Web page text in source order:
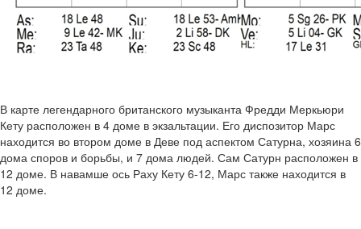
В карте легендарного британского музыканта Фредди Меркьюри
Кету расположен в 4 доме в экзальтации. Его диспозитор Марс
находится во втором доме в Деве под аспектом Сатурна, хозяина 6
дома споров и борьбы, и 7 дома людей. Сам Сатурн расположен в
12 доме. В навамше ось Раху Кету 6-12, Марс также находится в
12 доме.